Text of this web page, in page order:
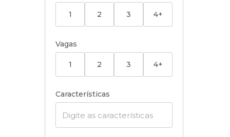
1 2 3 4+
Vagas
1 2 3 4+
Características